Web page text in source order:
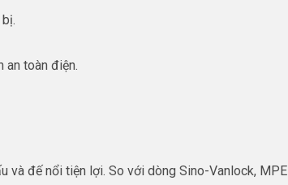
an toàn điện.
đế nổi tiện lợi. So với dòng Sino-Vanlock,